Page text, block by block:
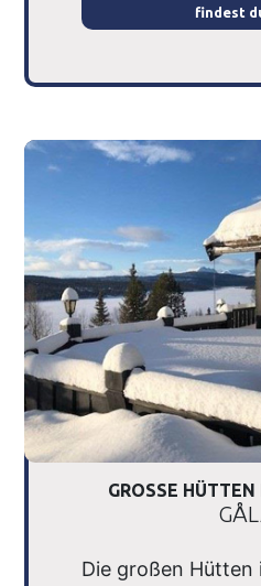
findest
GROSSE HÜTTEN
Die großen Hütten